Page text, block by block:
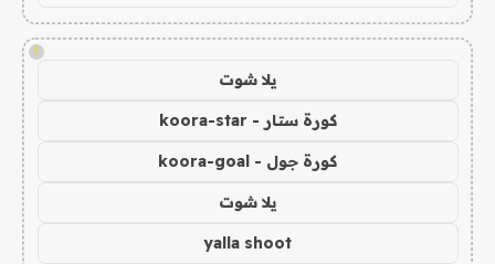
!
يلا شوت
كورة ستار - koora-star
كورة جول - koora-goal
يلا شوت
yalla shoot